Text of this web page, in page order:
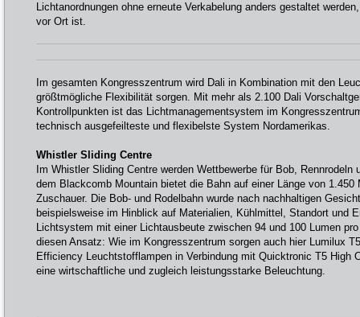
Lichtanordnungen ohne erneute Verkabelung anders gestaltet
vor Ort ist.
Im gesamten Kongresszentrum wird Dali in Kombination mit den
größtmögliche Flexibilität sorgen. Mit mehr als 2.100 Dali
Kontrollpunkten ist das Lichtmanagementsystem im
technisch ausgefeilteste und flexibelste System Nordamerikas.
Whistler Sliding Centre
Im Whistler Sliding Centre werden Wettbewerbe für Bob, Rennrodeln
dem Blackcomb Mountain bietet die Bahn auf einer Länge von 1.450
Zuschauer. Die Bob- und Rodelbahn wurde nach nachhaltigen
beispielsweise im Hinblick auf Materialien, Kühlmittel, Standort und
Lichtsystem mit einer Lichtausbeute zwischen 94 und 100 Lumen
diesen Ansatz: Wie im Kongresszentrum sorgen auch hier Lumilux
Efficiency Leuchtstofflampen in Verbindung mit Quicktronic T5 High
eine wirtschaftliche und zugleich leistungsstarke Beleuchtung.